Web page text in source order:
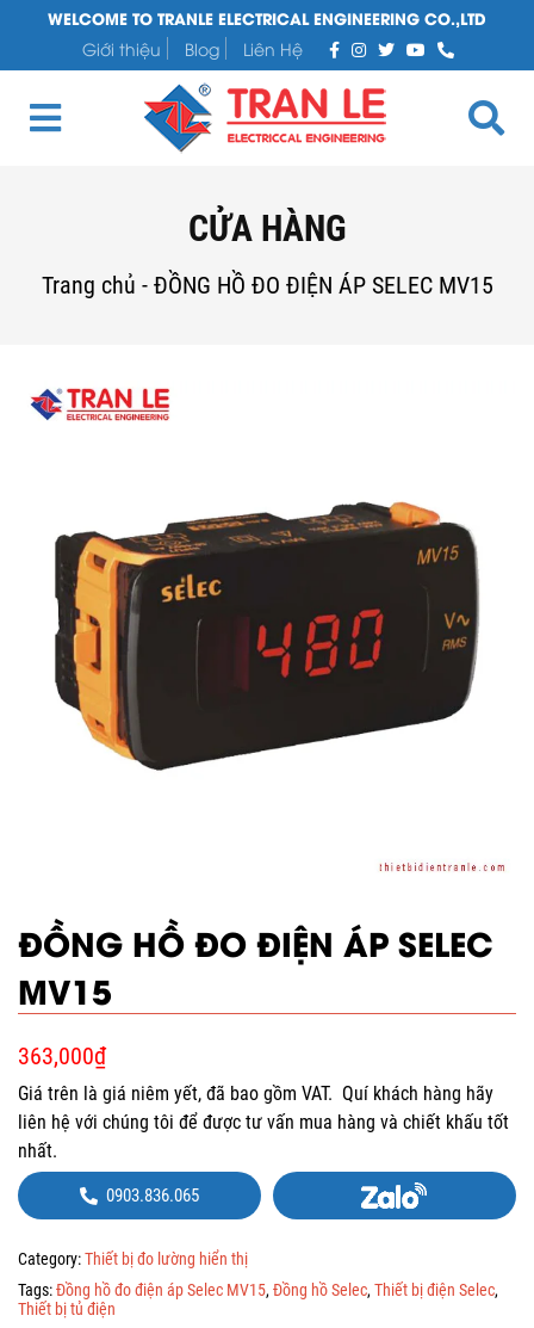
WELCOME TO TRANLE ELECTRICAL ENGINEERING CO.,LTD
Giới thiệu
Blog Liên Hệ
CỬA HÀNG
Trang chủ - ĐỒNG HỒ ĐO ĐIỆN ÁP SELEC MV15
ĐỒNG HỒ ĐO ĐIỆN ÁP SELEC
MV15
363,000₫
Giá trên là giá niêm yết, đã bao gồm VAT. Quí khách hàng hãy
liên hệ với chúng tôi để được tư vấn mua hàng và chiết khấu tốt
nhất.
0903.836.065
Category:Thiết bị đo lường hiển thị
Tags:Đồng hồ đo điện áp Selec MV15, Đồng hồ Selec, Thiết bị điện Selec,
Thiết bị tủ điện